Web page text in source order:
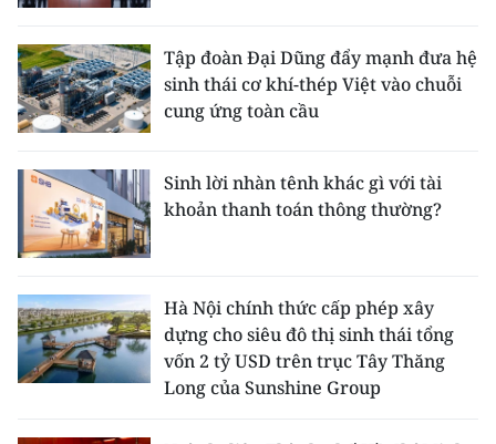
Tập đoàn Đại Dũng đẩy mạnh đưa hệ
sinh thái cơ khí-thép Việt vào chuỗi
cung ứng toàn cầu
Sinh lời nhàn tênh khác gì với tài
khoản thanh toán thông thường?
Hà Nội chính thức cấp phép xây
dựng cho siêu đô thị sinh thái tổng
vốn 2 tỷ USD trên trục Tây Thăng
Long của Sunshine Group